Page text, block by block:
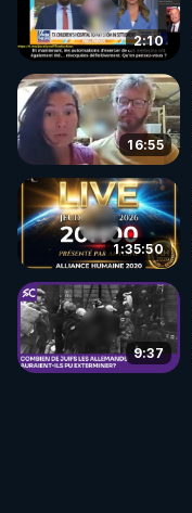
2:10
16:55
1:35:50
9:37